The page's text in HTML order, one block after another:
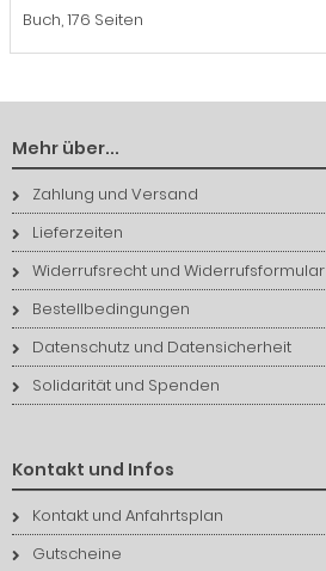
Buch, 176 Seiten
Mehr über...
Zahlung und Versand
Lieferzeiten
Widerrufsrecht und Widerrufsformular
Bestellbedingungen
Datenschutz und Datensicherheit
Solidarität und Spenden
Kontakt und Infos
Kontakt und Anfahrtsplan
Gutscheine